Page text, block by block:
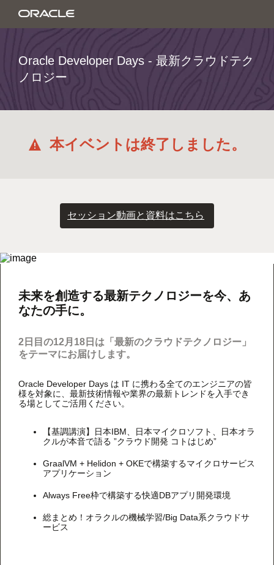
Oracle Developer Days - 最新クラウドテク
ノロジー
本イベントは終了しました。
セッション動画と資料はこちら
未来を創造する最新テクノロジーを今、あ
なたの手に。
2日目の12月18日は「最新のクラウドテクノロジー」
をテーマにお届けします。
Oracle Developer Days は IT に携わる全てのエンジニアの皆
様を対象に、最新技術情報や業界の最新トレンドを入手でき
る場としてご活用ください。
【基調講演】日本IBM、日本マイクロソフト、日本オラ
クルが本音で語る ”クラウド開発 コトはじめ”
GraalVM + Helidon + OKEで構築するマイクロサービス
アプリケーション
Always Free枠で構築する快適DBアプリ開発環境
総まとめ！オラクルの機械学習/Big Data系クラウドサ
ービス